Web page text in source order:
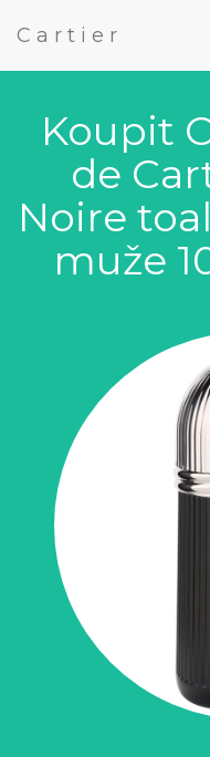
Cartier
Koupit
de
Noire
muže